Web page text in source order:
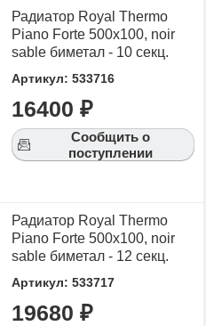
Радиатор Royal Thermo
Piano Forte 500х100, noir
sable биметал - 10 секц.
Артикул: 533716
16400 ₽
Сообщить о
поступлении
Радиатор Royal Thermo
Piano Forte 500х100, noir
sable биметал - 12 секц.
Артикул: 533717
19680 ₽